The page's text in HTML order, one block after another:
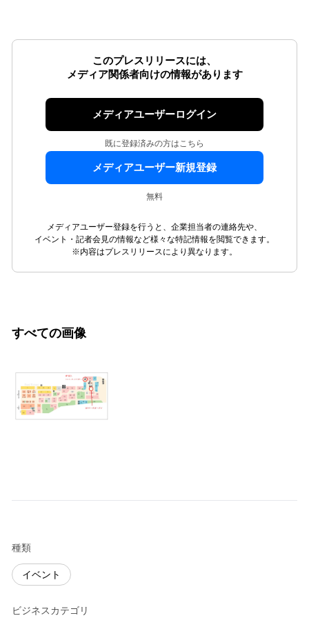
このプレスリリースには、
メディア関係者向けの情報があります
メディアユーザーログイン
既に登録済みの方はこちら
メディアユーザー新規登録
無料
メディアユーザー登録を行うと、企業担当者の連絡先や、
イベント・記者会見の情報など様々な特記情報を閲覧できます。
※内容はプレスリリースにより異なります。
すべての画像
種類
イベント
ビジネスカテゴリ